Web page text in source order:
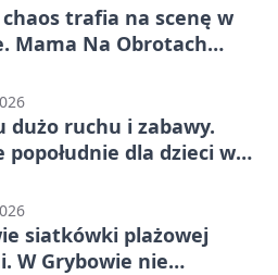
trafia na scenę w
Mama Na Obrotach
dużo ruchu i zabawy.
popołudnie dla dzieci w
siatkówki plażowej
W Grybowie nie